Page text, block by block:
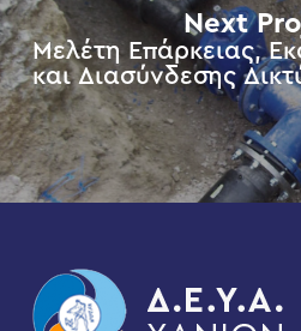
Next
Μελέτη Επάρκειας,
και Διασύνδεσης